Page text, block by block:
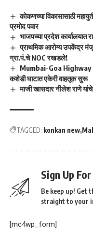
कोकणच्या विकासासाठी
प्रमोद पवार
भाजपच्या प्रदेश कार्यालयात
प्राथमिक आरोग्य उपकेंद्र
ग्रा.पं.चे NOC रखडले!
Mumbai-Goa Highway
कशेडी घाटात एकेरी वाहतूक सुरू
माजी खासदार नीलेश राणे यांचे
TAGGED: konkan new
Sign Up
Be keep up! Get
straight to your
[mc4wp_form]